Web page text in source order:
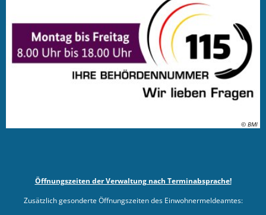
© BMI
Öffnungszeiten der Verwaltung nach Terminabsprache!
Zusätzlich gesonderte Öffnungszeiten des Einwohnermeldeamtes: